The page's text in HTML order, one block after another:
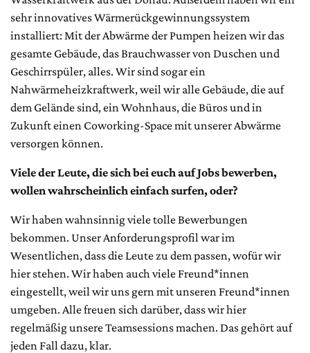
sehr innovatives Wärmerückgewinnungssystem
installiert: Mit der Abwärme der Pumpen heizen wir das
gesamte Gebäude, das Brauchwasser von Duschen und
Geschirrspüler, alles. Wir sind sogar ein
Nahwärmeheizkraftwerk, weil wir alle Gebäude, die auf
dem Gelände sind, ein Wohnhaus, die Büros und in
Zukunft einen Coworking-Space mit unserer Abwärme
versorgen können.
Viele der Leute, die sich bei euch auf Jobs bewerben,
wollen wahrscheinlich einfach surfen, oder?
Wir haben wahnsinnig viele tolle Bewerbungen
bekommen. Unser Anforderungsprofil war im
Wesentlichen, dass die Leute zu dem passen, wofür wir
hier stehen. Wir haben auch viele Freund*innen
eingestellt, weil wir uns gern mit unseren Freund*innen
umgeben. Alle freuen sich darüber, dass wir hier
regelmäßig unsere Teamsessions machen. Das gehört auf
jeden Fall dazu, klar.